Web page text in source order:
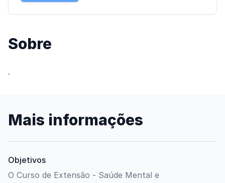
Sobre
.
Mais informações
Objetivos
O Curso de Extensão - Saúde Mental e